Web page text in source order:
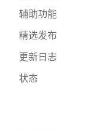
辅助功能
精选发布
更新日志
状态